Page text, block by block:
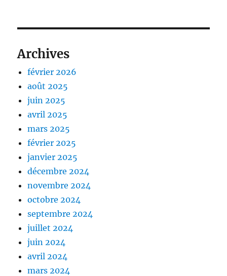
Archives
février 2026
août 2025
juin 2025
avril 2025
mars 2025
février 2025
janvier 2025
décembre 2024
novembre 2024
octobre 2024
septembre 2024
juillet 2024
juin 2024
avril 2024
mars 2024